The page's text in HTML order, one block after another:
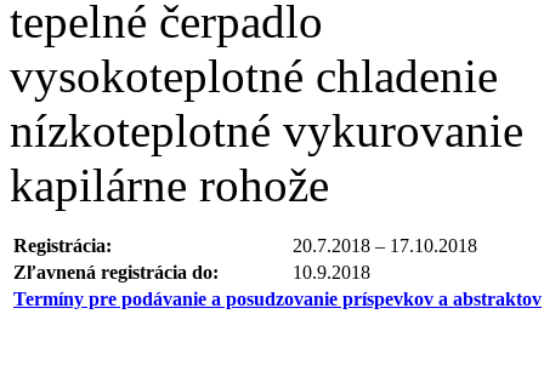
tepelné čerpadlo
vysokoteplotné chladenie
nízkoteplotné vykurovanie
kapilárne rohože
Registrácia:
20.7.2018 – 17.10.2018
Zľavnená registrácia do:
10.9.2018
Termíny pre podávanie a posudzovanie príspevkov a abstraktov